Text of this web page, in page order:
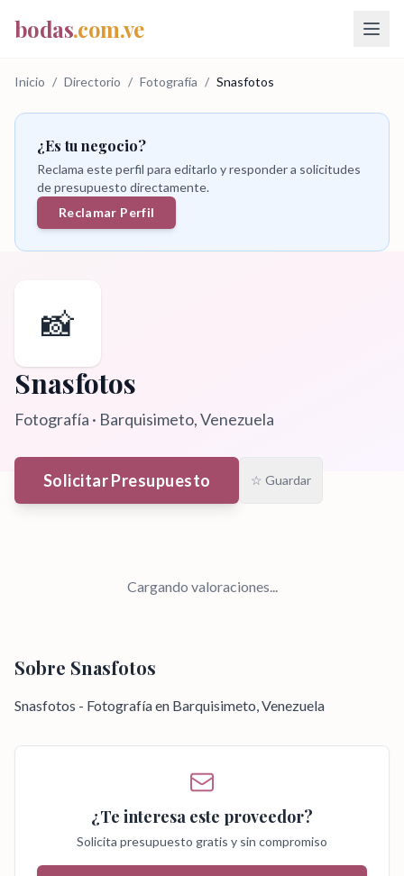
bodas.com.ve
Inicio / Directorio / Fotografía / Snasfotos
¿Es tu negocio?
Reclama este perfil para editarlo y responder a solicitudes
de presupuesto directamente.
Reclamar Perfil
📸
Snasfotos
Fotografía · Barquisimeto, Venezuela
Solicitar Presupuesto ☆ Guardar
Cargando valoraciones...
Sobre Snasfotos
Snasfotos - Fotografía en Barquisimeto, Venezuela
¿Te interesa este proveedor?
Solicita presupuesto gratis y sin compromiso